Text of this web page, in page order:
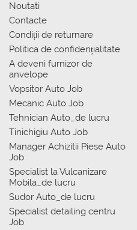
Noutati
Contacte
Condiții de returnare
Politica de confidențialitate
A deveni furnizor de
anvelope
Vopsitor Auto Job
Mecanic Auto Job
Tehnician Auto_de lucru
Tinichigiu Auto Job
Manager Achizitii Piese Auto
Job
Specialist la Vulcanizare
Mobila_de lucru
Sudor Auto_de lucru
Specialist detailing centru
Job